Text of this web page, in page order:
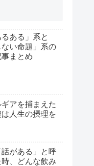
るある」系と
ない命題」系の
まとめ
アを捕まえた
人生の摂理を
がある」と呼
、どんな飲み